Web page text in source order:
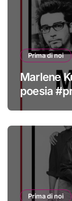
Prima di noi
Marlene
poesia
Prima di noi